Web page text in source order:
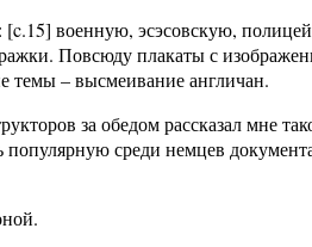
военную, эсэсовскую,
Повсюду плакаты с
темы – высмеивание англичан.
за обедом рассказал мне
среди немцев